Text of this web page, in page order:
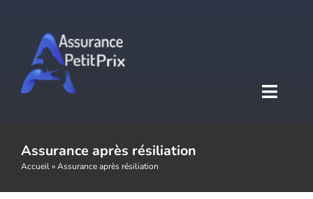
contenu
Accueil
Assurance auto
Assurance après résiliation
Accueil»Assurance après résiliation